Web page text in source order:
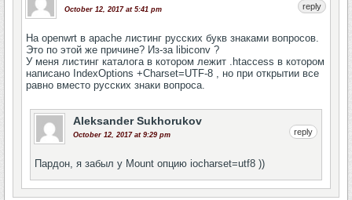
October 12, 2017 at 5:41 pm
На openwrt в apache листинг русских букв знаками вопросов.
Это по этой же причине? Из-за libiconv ?
У меня листинг каталога в котором лежит .htaccess в котором
написано IndexOptions +Charset=UTF-8 , но при открытии все
равно вместо русских знаки вопроса.
reply
Aleksander Sukhorukov
October 12, 2017 at 9:29 pm
Пардон, я забыл у Mount опцию iocharset=utf8 ))
reply